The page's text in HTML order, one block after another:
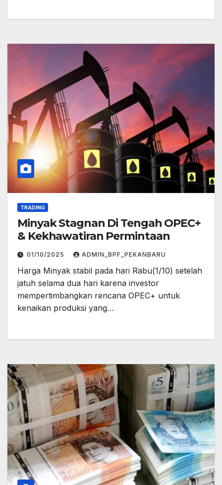
TRADING
Minyak Stagnan Di Tengah OPEC+
& Kekhawatiran Permintaan
01/10/2025 ADMIN_BPF_PEKANBARU
Harga Minyak stabil pada hari Rabu(1/10) setelah
jatuh selama dua hari karena investor
mempertimbangkan rencana OPEC+ untuk
kenaikan produksi yang…